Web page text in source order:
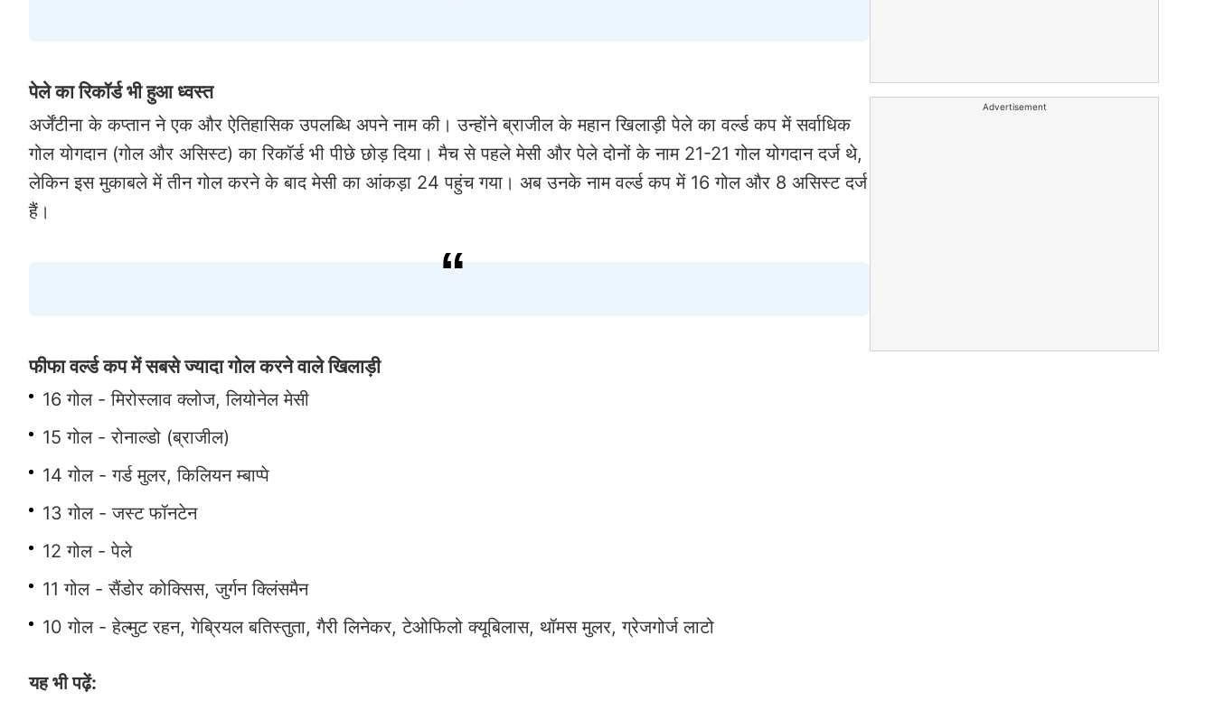
पेले का रिकॉर्ड भी हुआ ध्वस्त
अर्जेंटीना के कप्तान ने एक और ऐतिहासिक उपलब्धि अपने नाम की। उन्होंने ब्राजील के महान खिलाड़ी पेले का वर्ल्ड कप में सर्वाधिक
गोल योगदान (गोल और असिस्ट) का रिकॉर्ड भी पीछे छोड़ दिया। मैच से पहले मेसी और पेले दोनों के नाम 21-21 गोल योगदान दर्ज थे,
लेकिन इस मुकाबले में तीन गोल करने के बाद मेसी का आंकड़ा 24 पहुंच गया। अब उनके नाम वर्ल्ड कप में 16 गोल और 8 असिस्ट दर्ज
हैं।
फीफा वर्ल्ड कप में सबसे ज्यादा गोल करने वाले खिलाड़ी
16 गोल - मिरोस्लाव क्लोज, लियोनेल मेसी
15 गोल - रोनाल्डो (ब्राजील)
14 गोल - गर्ड मुलर, किलियन म्बाप्पे
13 गोल - जस्ट फॉनटेन
12 गोल - पेले
11 गोल - सैंडोर कोक्सिस, जुर्गन क्लिंसमैन
10 गोल - हेल्मुट रहन, गेब्रियल बतिस्तुता, गैरी लिनेकर, टेओफिलो क्यूबिलास, थॉमस मुलर, ग्रेजगोर्ज लाटो
यह भी पढ़ें:
Advertisement